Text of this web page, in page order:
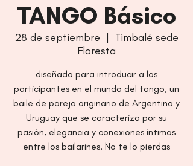
TANGO Básico
28 de septiembre
  |
Timbalé sede
Floresta
diseñado para introducir a los
participantes en el mundo del tango, un
baile de pareja originario de Argentina y
Uruguay que se caracteriza por su
pasión, elegancia y conexiones íntimas
entre los bailarines. No te lo pierdas